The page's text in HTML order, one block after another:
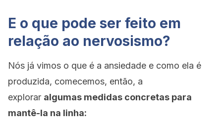
E o que pode ser feito em
relação ao nervosismo?
Nós já vimos o que é a ansiedade e como ela é
produzida, comecemos, então, a
explorar algumas medidas concretas para
mantê-la na linha: